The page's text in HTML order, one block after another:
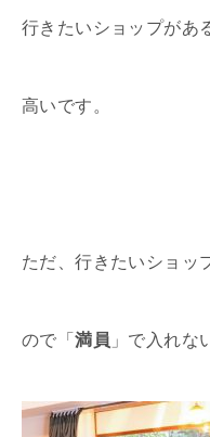
行きたいショップがあ
高いです。
ただ、行きたいショッ
ので「満員 」で入れな